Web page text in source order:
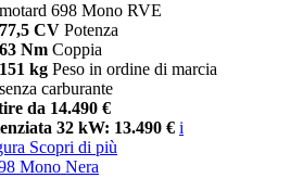
698 Mono RVE
77,5 CV Potenza
63 Nm Coppia
151 kg Peso in ordine di marcia
senza carburante
da 14.490 €
32 kW: 13.490 € i
Scopri di più
Mono Nera